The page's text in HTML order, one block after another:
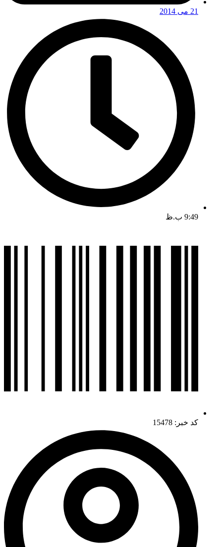
21 می 2014
9:49 ب.ظ
کد خبر: 15478